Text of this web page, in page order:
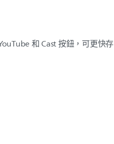
和 Cast 按鈕，可更快存